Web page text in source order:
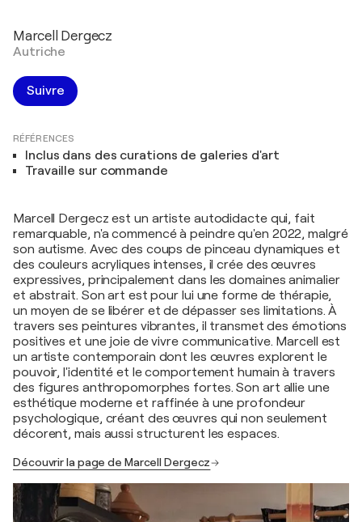
Marcell Dergecz
Autriche
Suivre
RÉFÉRENCES
Inclus dans des curations de galeries d'art
Travaille sur commande
Marcell Dergecz est un artiste autodidacte qui, fait
remarquable, n'a commencé à peindre qu'en 2022, malgré
son autisme. Avec des coups de pinceau dynamiques et
des couleurs acryliques intenses, il crée des œuvres
expressives, principalement dans les domaines animalier
et abstrait. Son art est pour lui une forme de thérapie,
un moyen de se libérer et de dépasser ses limitations. À
travers ses peintures vibrantes, il transmet des émotions
positives et une joie de vivre communicative. Marcell est
un artiste contemporain dont les œuvres explorent le
pouvoir, l'identité et le comportement humain à travers
des figures anthropomorphes fortes. Son art allie une
esthétique moderne et raffinée à une profondeur
psychologique, créant des œuvres qui non seulement
décorent, mais aussi structurent les espaces.
Découvrir la page de Marcell Dergecz